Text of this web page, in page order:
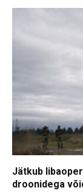
Jätkub
droonidega